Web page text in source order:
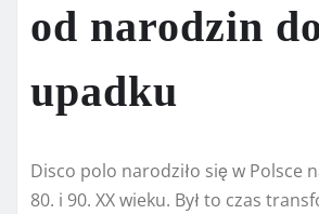
od narodzin
upadku
Disco polo narodziło się w Polsce
80. i 90. XX wieku. Był to czas